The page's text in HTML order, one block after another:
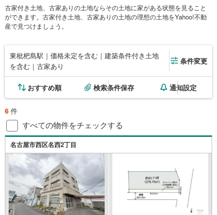
古家付き土地、古家ありの土地ならその土地に家がある状態を見ること
ができます。古家付き土地、古家ありの土地の理想の土地をYahoo!不動
産で見つけましょう。
東枇杷島駅｜価格未定を含む｜建築条件付き土地
を含む｜古家あり
条件変更
おすすめ順 検索条件保存 通知設定
6 件
すべての物件をチェックする
名古屋市西区名西2丁目